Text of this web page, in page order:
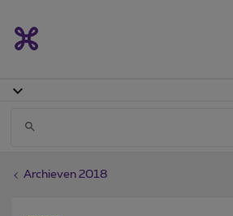
Archieven 2018